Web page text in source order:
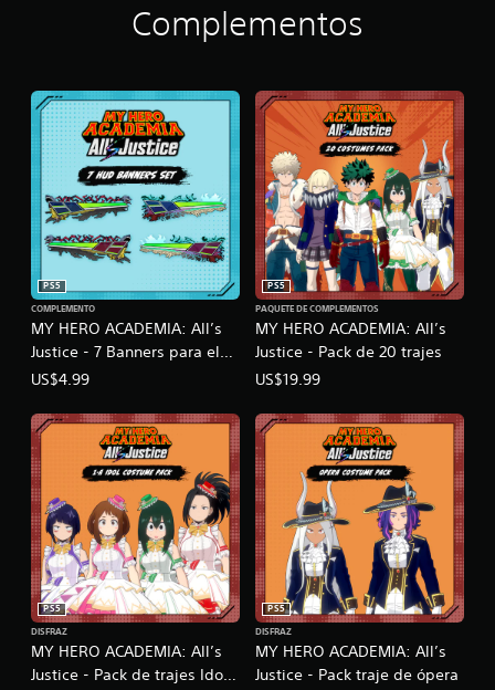
Complementos
MY HERO ACADEMIA: All’s
Justice - 7 Banners para el
HUD
PS5
COMPLEMENTO
US$4.99
MY HERO ACADEMIA: All’s
Justice - Pack de 20 trajes
PS5
PAQUETE DE COMPLEMENTOS
US$19.99
MY HERO ACADEMIA: All’s
Justice - Pack de trajes Idols
PS5
DISFRAZ
MY HERO ACADEMIA: All’s
Justice - Pack traje de ópera
PS5
DISFRAZ